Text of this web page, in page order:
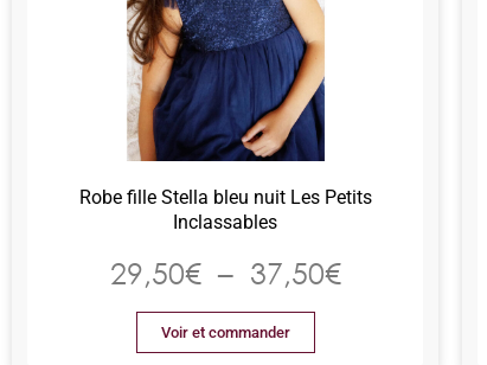
Robe fille Stella bleu nuit Les Petits
Inclassables
29,50€ – 37,50€
Voir et commander